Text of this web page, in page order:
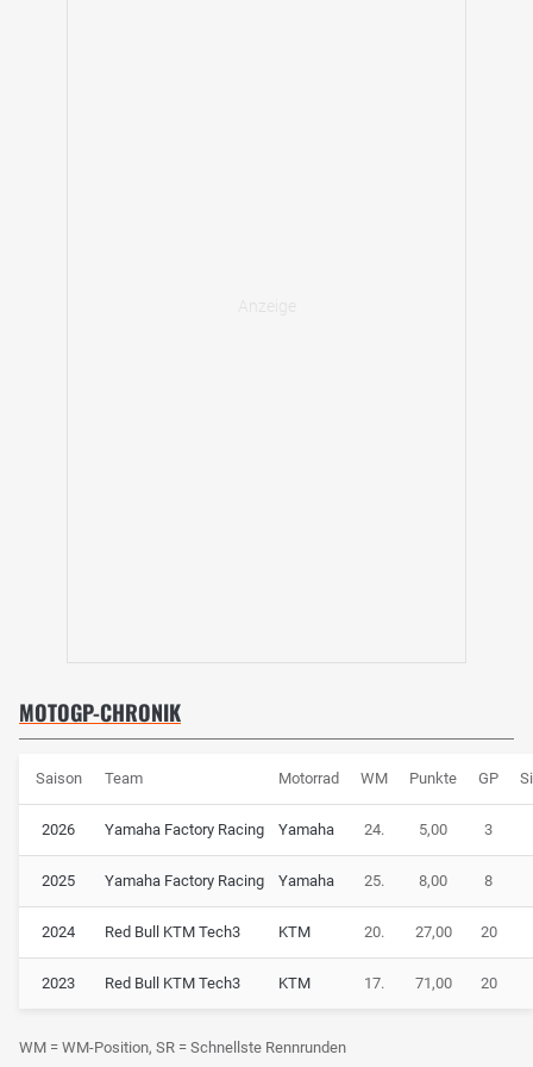
MOTOGP-CHRONIK
Saison Team Motorrad WM Punkte GP
2026 Yamaha Factory Racing Yamaha 24. 5,00 3
2025 Yamaha Factory Racing Yamaha 25. 8,00 8
2024 Red Bull KTM Tech3 KTM 20. 27,00 20
2023 Red Bull KTM Tech3 KTM 17. 71,00 20
WM = WM-Position, SR = Schnellste Rennrunden